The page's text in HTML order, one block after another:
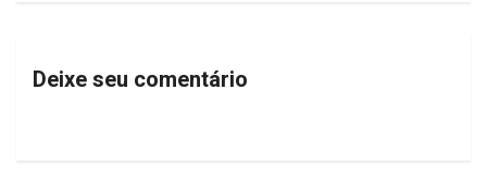
Deixe seu comentário